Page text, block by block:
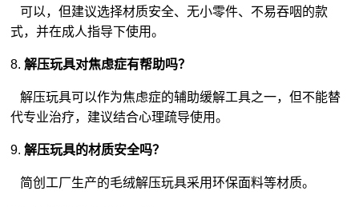
可以，但建议选择材质安全、无小零件、不易吞咽的款
式，并在成人指导下使用。
8.解压玩具对焦虑症有帮助吗？
解压玩具可以作为焦虑症的辅助缓解工具之一，但不能替
代专业治疗，建议结合心理疏导使用。
9.解压玩具的材质安全吗？
简创工厂生产的毛绒解压玩具采用环保面料等材质。